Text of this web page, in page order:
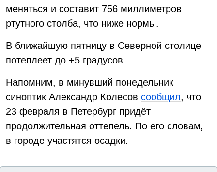
меняться и составит 756 миллиметров
ртутного столба, что ниже нормы.
В ближайшую пятницу в Северной столице
потеплеет до +5 градусов.
Напомним, в минувший понедельник
синоптик Александр Колесов сообщил, что
23 февраля в Петербург придёт
продолжительная оттепель. По его словам,
в городе участятся осадки.